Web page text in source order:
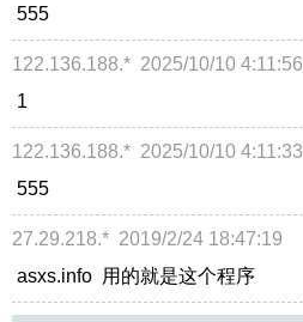
555
122.136.188.* 2025/10/10 4:11:56
1
122.136.188.* 2025/10/10 4:11:33
555
27.29.218.* 2019/2/24 18:47:19
asxs.info 用的就是这个程序